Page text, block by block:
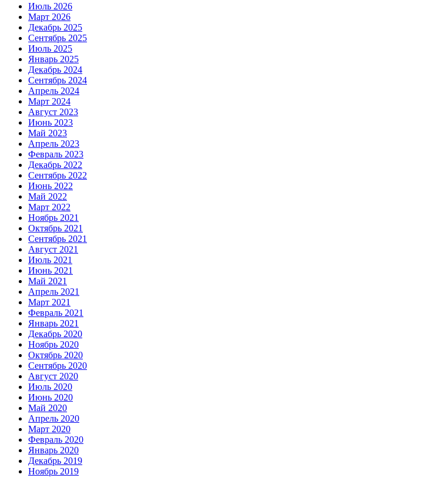
Июль 2026
Март 2026
Декабрь 2025
Сентябрь 2025
Июль 2025
Январь 2025
Декабрь 2024
Сентябрь 2024
Апрель 2024
Март 2024
Август 2023
Июнь 2023
Май 2023
Апрель 2023
Февраль 2023
Декабрь 2022
Сентябрь 2022
Июнь 2022
Май 2022
Март 2022
Ноябрь 2021
Октябрь 2021
Сентябрь 2021
Август 2021
Июль 2021
Июнь 2021
Май 2021
Апрель 2021
Март 2021
Февраль 2021
Январь 2021
Декабрь 2020
Ноябрь 2020
Октябрь 2020
Сентябрь 2020
Август 2020
Июль 2020
Июнь 2020
Май 2020
Апрель 2020
Март 2020
Февраль 2020
Январь 2020
Декабрь 2019
Ноябрь 2019